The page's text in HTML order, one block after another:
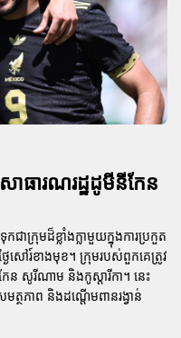
ធារណរដ្ឋដូមីនីកែន
ាក្រុមដ៏ខ្លាំងក្លាមួយក្នុងការប្រកួត
ៃសៅរ៍ខាងមុខ។ ក្រុមរបស់ពួកគេត្រូវ
ន សូរីណាម និងកូស្តារីកា។ នេះ
ថភាព និងដណ្តើមពានរង្វាន់